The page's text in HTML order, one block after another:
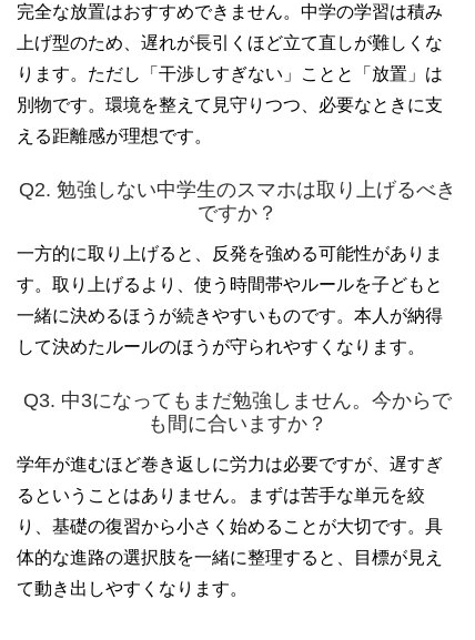
完全な放置はおすすめできません。中学の学習は積み
上げ型のため、遅れが長引くほど立て直しが難しくな
ります。ただし「干渉しすぎない」ことと「放置」は
別物です。環境を整えて見守りつつ、必要なときに支
える距離感が理想です。
Q2. 勉強しない中学生のスマホは取り上げるべき
ですか？
一方的に取り上げると、反発を強める可能性がありま
す。取り上げるより、使う時間帯やルールを子どもと
一緒に決めるほうが続きやすいものです。本人が納得
して決めたルールのほうが守られやすくなります。
Q3. 中3になってもまだ勉強しません。今からで
も間に合いますか？
学年が進むほど巻き返しに労力は必要ですが、遅すぎ
るということはありません。まずは苦手な単元を絞
り、基礎の復習から小さく始めることが大切です。具
体的な進路の選択肢を一緒に整理すると、目標が見え
て動き出しやすくなります。